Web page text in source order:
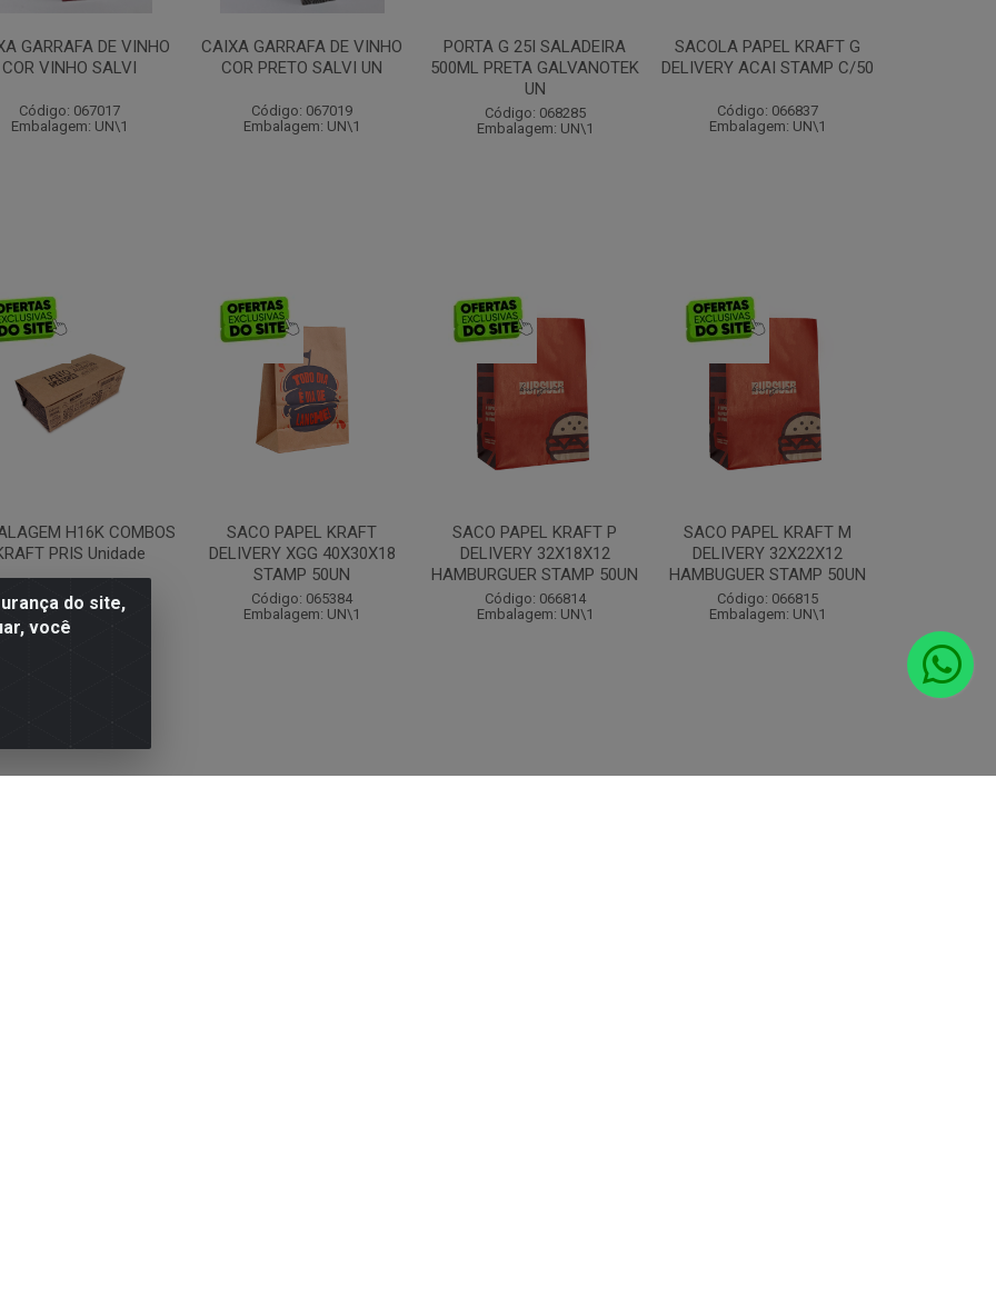
GARRAFA DE VINHO
COR VINHO SALVI
Código: 067017
Embalagem: UN\1
CAIXA GARRAFA DE VINHO
COR PRETO SALVI UN
Código: 067019
Embalagem: UN\1
PORTA G 25I SALADEIRA
500ML PRETA GALVANOTEK
UN
Código: 068285
Embalagem: UN\1
SACOLA PAPEL KRAFT G
DELIVERY ACAI STAMP C/50
Código: 066837
Embalagem: UN\1
H16K COMBOS
PRIS Unidade
Código: 055439
Embalagem: UN\1
SACO PAPEL KRAFT
DELIVERY XGG 40X30X18
STAMP 50UN
Código: 065384
Embalagem: UN\1
SACO PAPEL KRAFT P
DELIVERY 32X18X12
HAMBURGUER STAMP 50UN
Código: 066814
Embalagem: UN\1
SACO PAPEL KRAFT M
DELIVERY 32X22X12
HAMBUGUER STAMP 50UN
Código: 066815
Embalagem: UN\1
do site,
você